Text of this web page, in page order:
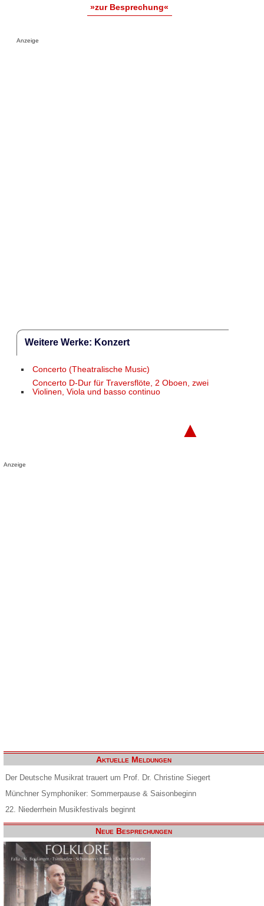
»zur Besprechung«
Anzeige
Weitere Werke: Konzert
Concerto (Theatralische Music)
Concerto D-Dur für Traversflöte, 2 Oboen, zwei
Violinen, Viola und basso continuo
▲
Anzeige
Aktuelle Meldungen
Der Deutsche Musikrat trauert um Prof. Dr. Christine Siegert
Münchner Symphoniker: Sommerpause & Saisonbeginn
22. Niederrhein Musikfestivals beginnt
Neue Besprechungen